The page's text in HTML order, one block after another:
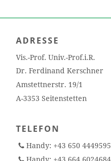
ADRESSE
Vis.-Prof. Univ.-Prof.i.R.
Dr. Ferdinand Kerschner
Amstettnerstr. 19/1
A-3353 Seitenstetten
TELEFON
Handy: +43 650 4449595
Handy: +43 664